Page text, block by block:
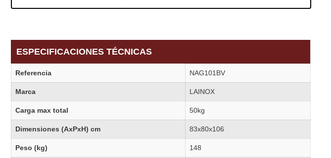
ESPECIFICACIONES TÉCNICAS
Referencia NAG101BV
Marca LAINOX
Carga max total 50kg
Dimensiones (AxPxH) cm 83x80x106
Peso (kg) 148